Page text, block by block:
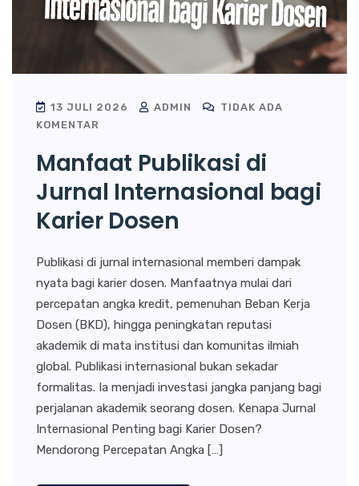
13 JULI 2026 ADMIN
TIDAK ADA
KOMENTAR
Manfaat Publikasi di
Jurnal Internasional bagi
Karier Dosen
Publikasi di jurnal internasional memberi dampak
nyata bagi karier dosen. Manfaatnya mulai dari
percepatan angka kredit, pemenuhan Beban Kerja
Dosen (BKD), hingga peningkatan reputasi
akademik di mata institusi dan komunitas ilmiah
global. Publikasi internasional bukan sekadar
formalitas. Ia menjadi investasi jangka panjang bagi
perjalanan akademik seorang dosen. Kenapa Jurnal
Internasional Penting bagi Karier Dosen?
Mendorong Percepatan Angka […]